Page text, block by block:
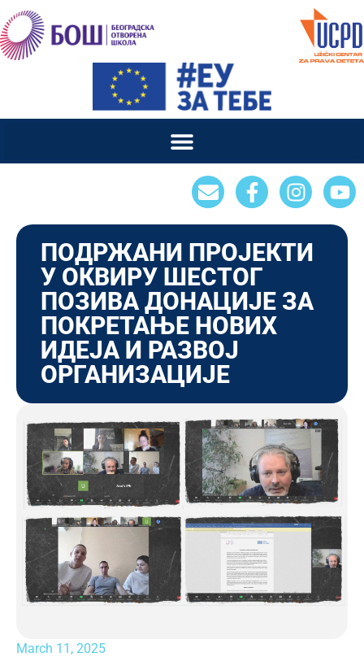
ПОДРЖАНИ ПРОЈЕКТИ
У ОКВИРУ ШЕСТОГ
ПОЗИВА ДОНАЦИЈE ЗА
ПОКРЕТАЊЕ НОВИХ
ИДЕЈА И РАЗВОЈ
ОРГАНИЗАЦИЈЕ
March 11, 2025